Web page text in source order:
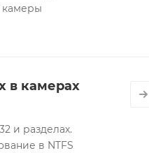
камеры
в камерах
и разделах.
в NTFS